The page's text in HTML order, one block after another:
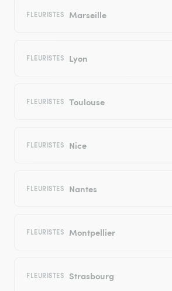
FLEURISTES Marseille
FLEURISTES Lyon
FLEURISTES Toulouse
FLEURISTES Nice
FLEURISTES Nantes
FLEURISTES Montpellier
FLEURISTES Strasbourg